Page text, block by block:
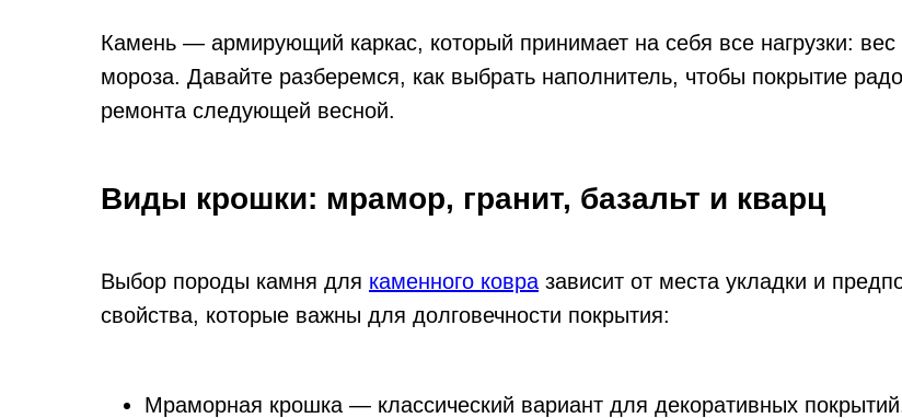
Камень — армирующий каркас, который принимает на себя все нагрузки:
мороза. Давайте разберемся, как выбрать наполнитель, чтобы покрытие
ремонта следующей весной.
Виды крошки: мрамор, гранит, базальт и кварц
Выбор породы камня для каменного ковра зависит от места укладки и
свойства, которые важны для долговечности покрытия:
Мраморная крошка — классический вариант для декоративных